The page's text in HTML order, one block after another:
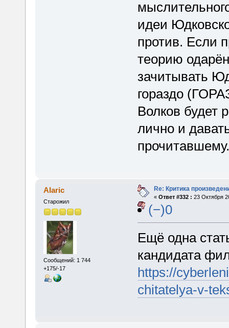
идеи
против. Если
теорию
зачитывать
гораздо
Волков будет
лично и
прочитавшему.
Alaric
Старожил
Сообщений: 1 744
+175/-17
Re: Критика
« Ответ #332 : 23 Октября
(−)0
Ещё одна
кандидата
https://
chitatelya-v-